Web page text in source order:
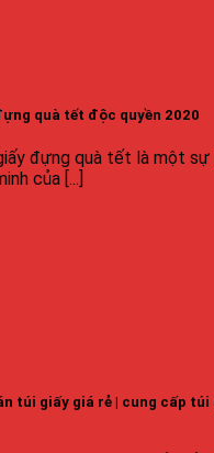
quà tết độc quyền 2020
đựng quà tết là một sự
của [...]
túi giấy giá rẻ | cung cấp túi